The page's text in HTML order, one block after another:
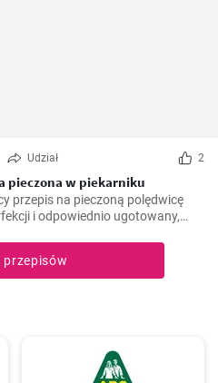
Udział 2
pieczona w piekarniku
przepis na pieczoną polędwicę
i odpowiednio ugotowany,
przepisów